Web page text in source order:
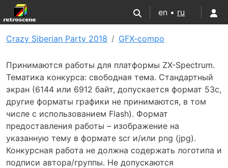
en • ru
Crazy Siberian Party 2018 GFX-compo
Принимаются работы для платформы ZX-Spectrum.
Тематика конкурса: свободная тема. Стандартный
экран (6144 или 6912 байт, допускается формат 53c,
другие форматы графики не принимаются, в том
числе с использованием Flash). Формат
предоставления работы – изображение на
указанную тему в формате scr и/или png (jpg).
Конкурсная работа не должна содержать логотипа и
подписи автора/группы. Не допускаются